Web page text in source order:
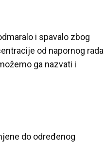
i spavalo zbog
od napornog rada
ga nazvati i
do određenog